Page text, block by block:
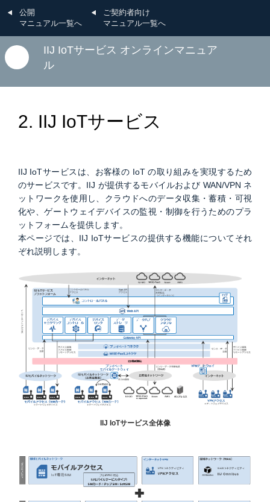
公開
マニュアル一覧へ
ご契約者向け
マニュアル一覧へ
IIJ IoTサービス オンラインマニュア
ル
2. IIJ IoTサービス
IIJ IoTサービスは、お客様の IoT の取り組みを実現するため
のサービスです。IIJ が提供するモバイルおよび WAN/VPN ネ
ットワークを使用し、クラウドへのデータ収集・蓄積・可視
化や、ゲートウェイデバイスの監視・制御を行うためのプラ
ットフォームを提供します。
本ページでは、IIJ IoTサービスの提供する機能についてそれ
ぞれ説明します。
IIJ IoTサービス全体像